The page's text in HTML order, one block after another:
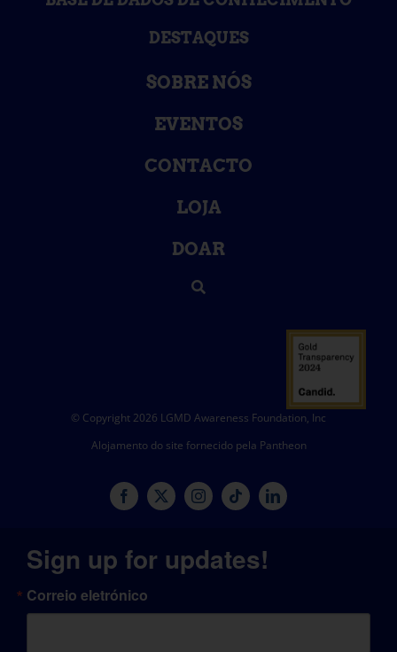
DESTAQUES
SOBRE NÓS
EVENTOS
CONTACTO
LOJA
DOAR
© Copyright 2026 LGMD Awareness Foundation, Inc
Alojamento do site fornecido pela Pantheon
Sign up for updates!
Correio eletrónico